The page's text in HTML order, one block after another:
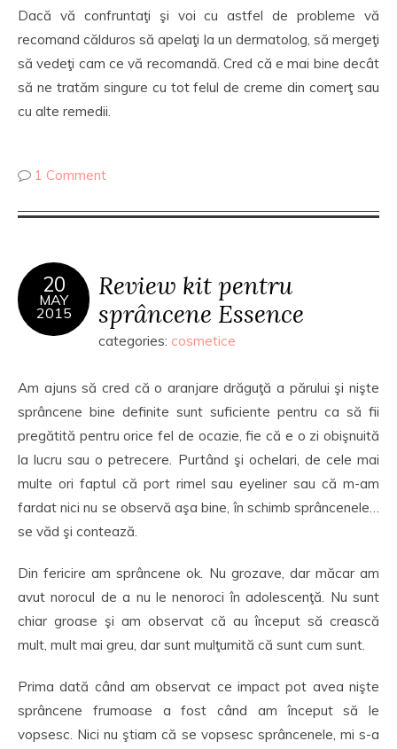
Dacă vă confruntaţi şi voi cu astfel de probleme vă
recomand călduros să apelaţi la un dermatolog, să mergeţi
să vedeţi cam ce vă recomandă. Cred că e mai bine decât
să ne tratăm singure cu tot felul de creme din comerţ sau
cu alte remedii.
1 Comment
20
MAY
2015
Review kit pentru
sprâncene Essence
categories: cosmetice
Am ajuns să cred că o aranjare drăguţă a părului şi nişte
sprâncene bine definite sunt suficiente pentru ca să fii
pregătită pentru orice fel de ocazie, fie că e o zi obişnuită
la lucru sau o petrecere. Purtând şi ochelari, de cele mai
multe ori faptul că port rimel sau eyeliner sau că m-am
fardat nici nu se observă aşa bine, în schimb sprâncenele…
se văd şi contează.
Din fericire am sprâncene ok. Nu grozave, dar măcar am
avut norocul de a nu le nenoroci în adolescenţă. Nu sunt
chiar groase şi am observat că au început să crească
mult, mult mai greu, dar sunt mulţumită că sunt cum sunt.
Prima dată când am observat ce impact pot avea nişte
sprâncene frumoase a fost când am început să le
vopsesc. Nici nu ştiam că se vopsesc sprâncenele, mi s-a